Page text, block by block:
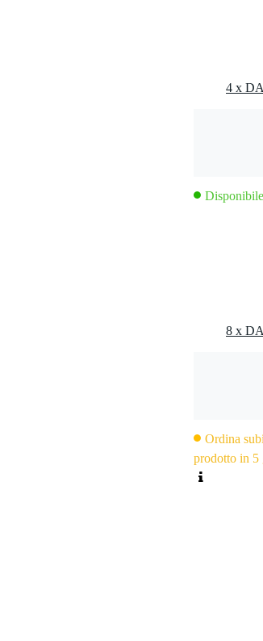
4 x
Disponibile
8 x
Ordina
prodotto in